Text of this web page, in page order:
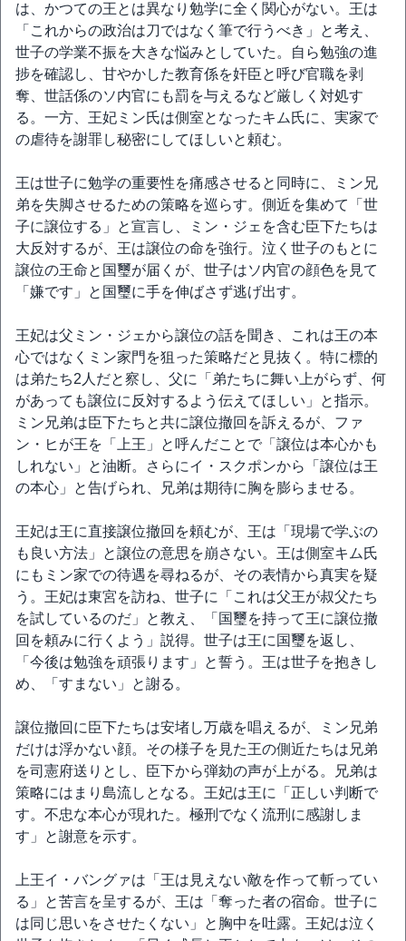
は、かつての王とは異なり勉学に全く関心がない。王は
「これからの政治は刀ではなく筆で行うべき」と考え、
世子の学業不振を大きな悩みとしていた。自ら勉強の進
捗を確認し、甘やかした教育係を奸臣と呼び官職を剥
奪、世話係のソ内官にも罰を与えるなど厳しく対処す
る。一方、王妃ミン氏は側室となったキム氏に、実家で
の虐待を謝罪し秘密にしてほしいと頼む。
王は世子に勉学の重要性を痛感させると同時に、ミン兄
弟を失脚させるための策略を巡らす。側近を集めて「世
子に譲位する」と宣言し、ミン・ジェを含む臣下たちは
大反対するが、王は譲位の命を強行。泣く世子のもとに
譲位の王命と国璽が届くが、世子はソ内官の顔色を見て
「嫌です」と国璽に手を伸ばさず逃げ出す。
王妃は父ミン・ジェから譲位の話を聞き、これは王の本
心ではなくミン家門を狙った策略だと見抜く。特に標的
は弟たち2人だと察し、父に「弟たちに舞い上がらず、何
があっても譲位に反対するよう伝えてほしい」と指示。
ミン兄弟は臣下たちと共に譲位撤回を訴えるが、ファ
ン・ヒが王を「上王」と呼んだことで「譲位は本心かも
しれない」と油断。さらにイ・スクポンから「譲位は王
の本心」と告げられ、兄弟は期待に胸を膨らませる。
王妃は王に直接譲位撤回を頼むが、王は「現場で学ぶの
も良い方法」と譲位の意思を崩さない。王は側室キム氏
にもミン家での待遇を尋ねるが、その表情から真実を疑
う。王妃は東宮を訪ね、世子に「これは父王が叔父たち
を試しているのだ」と教え、「国璽を持って王に譲位撤
回を頼みに行くよう」説得。世子は王に国璽を返し、
「今後は勉強を頑張ります」と誓う。王は世子を抱きし
め、「すまない」と謝る。
譲位撤回に臣下たちは安堵し万歳を唱えるが、ミン兄弟
だけは浮かない顔。その様子を見た王の側近たちは兄弟
を司憲府送りとし、臣下から弾劾の声が上がる。兄弟は
策略にはまり島流しとなる。王妃は王に「正しい判断で
す。不忠な本心が現れた。極刑でなく流刑に感謝しま
す」と謝意を示す。
上王イ・バングァは「王は見えない敵を作って斬ってい
る」と苦言を呈するが、王は「奪った者の宿命。世子に
は同じ思いをさせたくない」と胸中を吐露。王妃は泣く